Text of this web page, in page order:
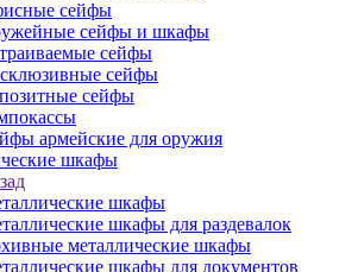
сейфы
сейфы и шкафы
сейфы
сейфы
сейфы
армейские для оружия
шкафы
шкафы
шкафы для раздевалок
металлические шкафы
шкафы для документов